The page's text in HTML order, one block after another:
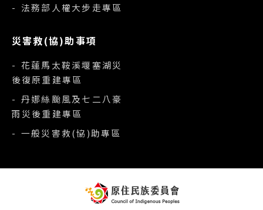
- 法務部人權大步走專區
災害救(協)助事項
- 花蓮馬太鞍溪堰塞湖災
後復原重建專區
- 丹娜絲颱風及七二八豪
雨災後重建專區
- 一般災害救(協)助專區